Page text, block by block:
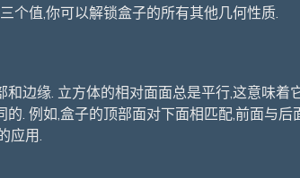
个值,你可以解锁盒子的所有其他几何性质.
边缘. 立方体的相对面面总是平行,这意味
. 例如,盒子的顶部面对下面相匹配,前面与
应用.